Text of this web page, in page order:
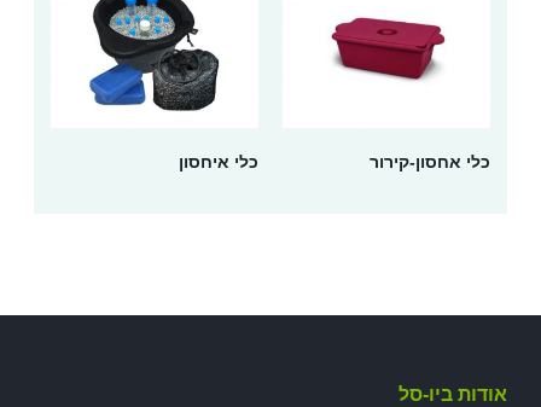
כלי אחסון-קירור כלי איחסון
אודות ביו-סל